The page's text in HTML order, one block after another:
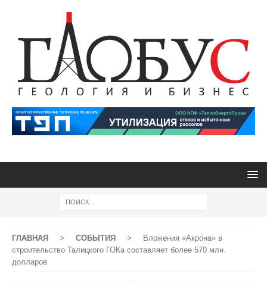
ГЛАВНАЯ > СОБЫТИЯ >
Вложения «Акрона» в
строительство Талицкого ГОКа составляет более 570 млн.
долларов